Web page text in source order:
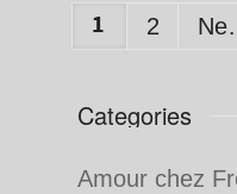
1 2
Categories
Amour chez